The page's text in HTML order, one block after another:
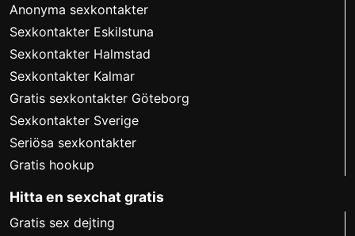
Anonyma sexkontakter
Sexkontakter Eskilstuna
Sexkontakter Halmstad
Sexkontakter Kalmar
Gratis sexkontakter Göteborg
Sexkontakter Sverige
Seriösa sexkontakter
Gratis hookup
Hitta en sexchat gratis
Gratis sex dejting